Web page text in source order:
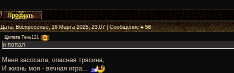
Дата: Воскресенье, 16 Марта 2025, 23:07 | Сообщение #56
Цитата Тень121 ( )
и попал
Меня засосала, опасная трясина,
И жизнь моя - вечная игра...